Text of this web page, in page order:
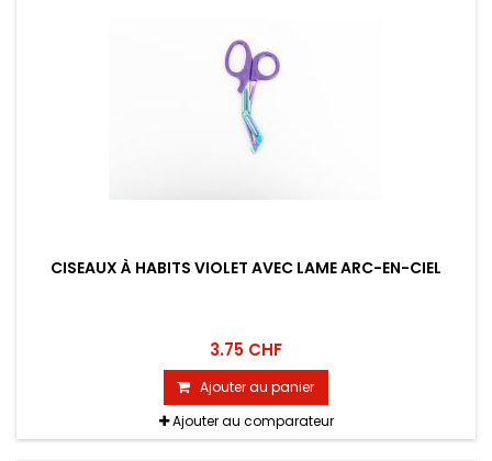
CISEAUX À HABITS VIOLET AVEC LAME ARC-EN-CIEL
3.75 CHF
Ajouter au panier
Ajouter au comparateur